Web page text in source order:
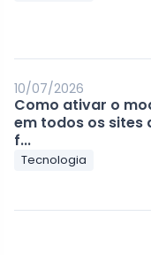
10/07/2026
Como ativar o
em todos os sites
f...
Tecnologia